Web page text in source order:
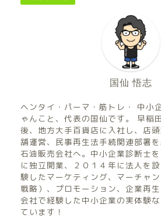
国仙 悟志
ヘンタイ・パーマ・筋トレ・ 中小
ゃんこと、代表の国仙です。 早稲
後、地方大手百貨店に入社し、店
舗運営、民事再生法手続関連部署
石油販売会社へ。中小企業診断士
に独立開業、２０１４年に法人を
験したマーケティング、マーチャ
戦略）、プロモーション、企業再
会社で経験した中小企業の実体験
ています！